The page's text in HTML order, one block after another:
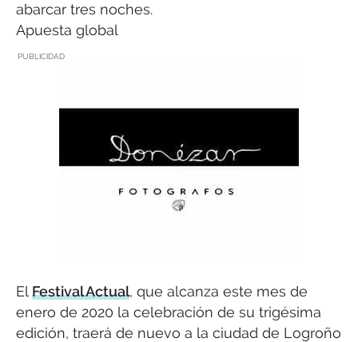
abarcar tres noches.
Apuesta global
PUBLICIDAD
El Festival Actual, que alcanza este mes de
enero de 2020 la celebración de su trigésima
edición, traerá de nuevo a la ciudad de Logroño